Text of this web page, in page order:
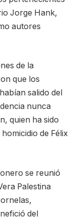
Jorge Hank,
autores
de la
que los
salido del
nunca
quien ha sido
de Félix
se reunió
Palestina
del